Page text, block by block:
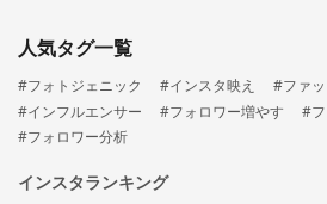
人気タグ一覧
#フォトジェニック #インスタ映え #ファ
#インフルエンサー
#フォロワー増やす
#
#フォロワー分析
インスタランキング